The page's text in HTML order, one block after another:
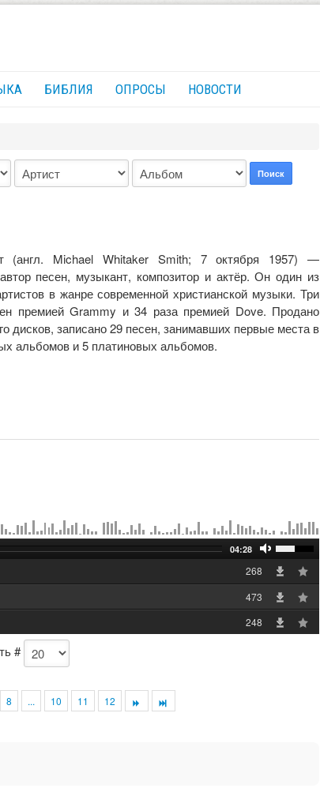
БИБЛИЯ ОПРОСЫ НОВОСТИ
Поиск
(англ. Michael Whitaker Smith; 7 октября 1957) —
песен, музыкант, композитор и актёр. Он один из
в жанре современной христианской музыки. Три
премией Grammy и 34 раза премией Dove. Продано
дисков, записано 29 песен, занимавших первые места в
альбомов и 5 платиновых альбомов.
04:28
268
473
248
#
8 ... 10 11 12